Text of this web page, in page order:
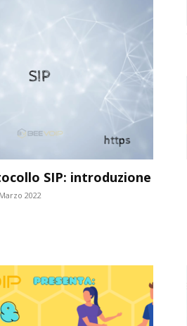
SIP: introduzione
2022